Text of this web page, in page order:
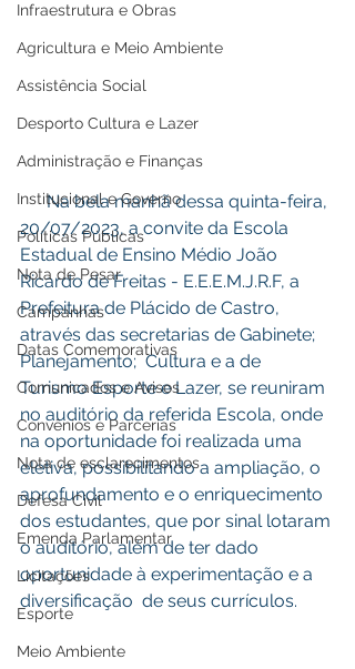
Infraestrutura e Obras
Agricultura e Meio Ambiente
Assistência Social
Desporto Cultura e Lazer
Administração e Finanças
Institucional e Governo
Políticas Públicas
Nota de Pesar
Campanhas
Datas Comemorativas
Comunicados e Avisos
Convênios e Parcerias
Nota de esclarecimentos
Defesa Civil
Emenda Parlamentar
Licitações
Esporte
Meio Ambiente
      Na bela manhã dessa quinta-feira,
20/07/2023, a convite da Escola
Estadual de Ensino Médio João
Ricardo de Freitas - E.E.E.M.J.R.F, a
Prefeitura de Plácido de Castro,
através das secretarias de Gabinete;
Planejamento;  Cultura e a de
Turismo Esporte e Lazer, se reuniram
no auditório da referida Escola, onde
na oportunidade foi realizada uma
eletiva, possibilitando a ampliação, o
aprofundamento e o enriquecimento
dos estudantes, que por sinal lotaram
o auditório, além de ter dado
oportunidade à experimentação e a
diversificação  de seus currículos.